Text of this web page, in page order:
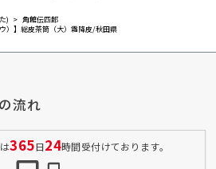
)
角館伝四郎
）】総皮茶筒（大）霜降皮/秋田県
流れ
365日24時間受付けております。